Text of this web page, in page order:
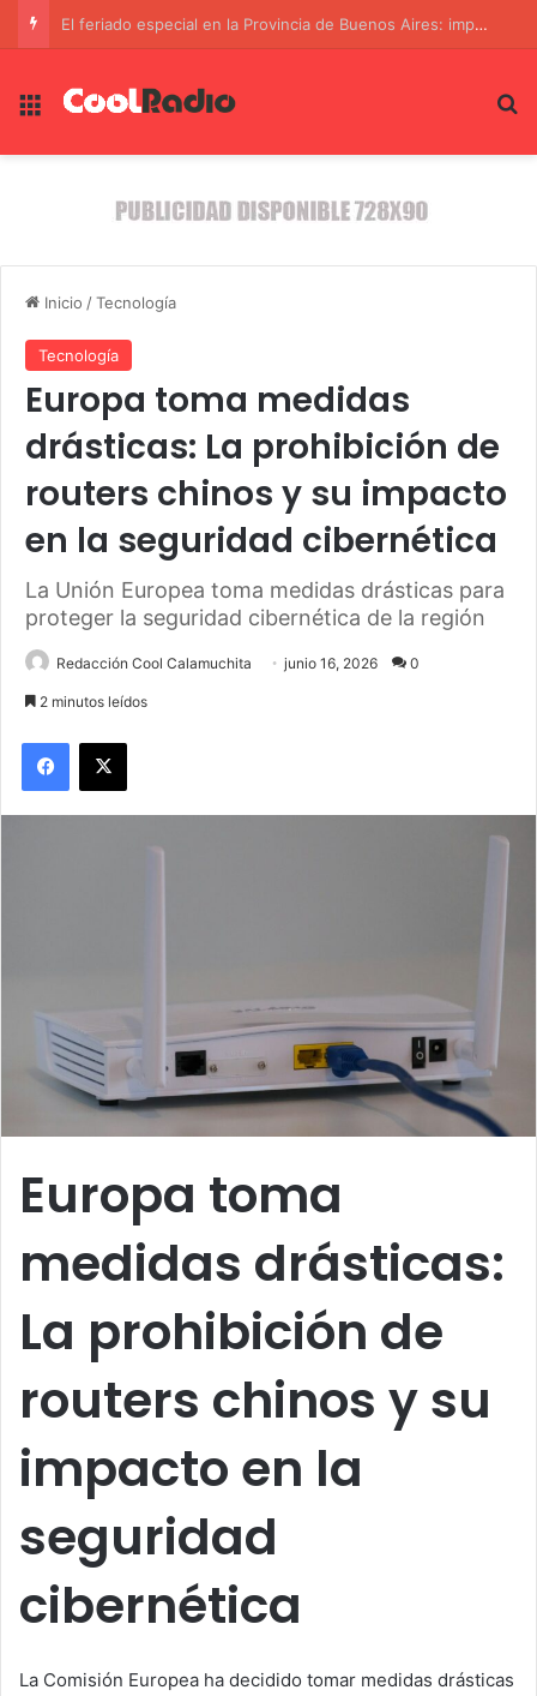
La crisis en el estrecho de Ormuz: un desafío geopolítico que golpea la economía global
Menú
Inicio /Tecnología
Tecnología
Europa toma medidas
drásticas: La prohibición de
routers chinos y su impacto
en la seguridad cibernética
La Unión Europea toma medidas drásticas para
proteger la seguridad cibernética de la región
Redacción Cool Calamuchita junio 16, 2026 0
2 minutos leídos
Facebook
X
Europa toma
medidas drásticas:
La prohibición de
routers chinos y su
impacto en la
seguridad
cibernética
La Comisión Europea ha decidido tomar medidas drásticas